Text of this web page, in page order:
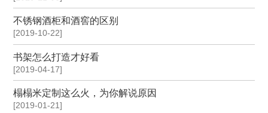
不锈钢酒柜和酒窖的区别
[2019-10-22]
书架怎么打造才好看
[2019-04-17]
榻榻米定制这么火，为你解说原因
[2019-01-21]